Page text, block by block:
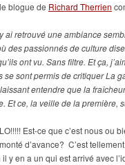
blogue de Richard Therrien
ai retrouvé une ambiance
des passionnés de culture
ont vu. Sans filtre. Et ça,
se sont permis de critiquer La
entendre que la
Et ce, la veille de la première,
Est-ce que c’est nous ou
d’avance? C’est
il y en a un qui est arrivé avec